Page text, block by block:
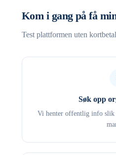
Kom i gang på få
Test plattformen uten
Søk opp
Vi henter offentlig info slik